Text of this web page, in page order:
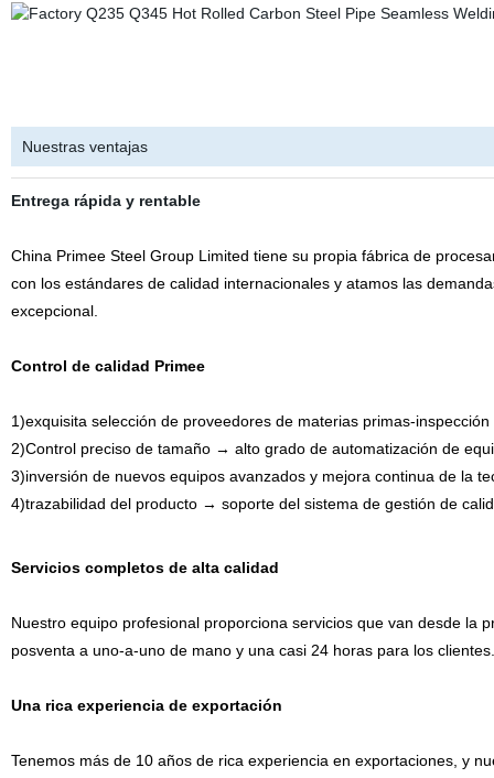
Nuestras ventajas
Entrega rápida y rentable
China Primee Steel Group Limited tiene su propia fábrica de
con los estándares de calidad internacionales y atamos las
excepcional.
Control de calidad Primee
1)exquisita selección de proveedores de materias primas-
2)Control preciso de tamaño → alto grado de automatización de
3)inversión de nuevos equipos avanzados y mejora continua de la
4)trazabilidad del producto → soporte del sistema de gestión de
Servicios completos de alta calidad
Nuestro equipo profesional proporciona servicios que van desde la
posventa a uno-a-uno de mano y una casi 24 horas para los clientes.
Una rica experiencia de exportación
Tenemos más de 10 años de rica experiencia en exportaciones, y